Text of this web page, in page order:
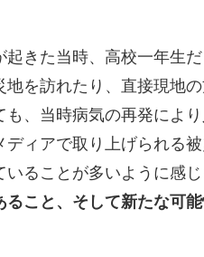
起きた当時、高校一年生
を訪れたり、直接現地
、当時病気の再発によ
ディアで取り上げられる
ることが多いように感じ
こと、そして新たな可